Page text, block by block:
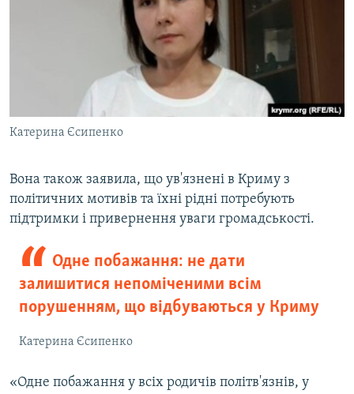
Катерина Єсипенко
Вона також заявила, що ув'язнені в Криму з
політичних мотивів та їхні рідні потребують
підтримки і привернення уваги громадськості.
Одне побажання: не дати
залишитися непоміченими всім
порушенням, що відбуваються у Криму
Катерина Єсипенко
«Одне побажання у всіх родичів політв'язнів, у